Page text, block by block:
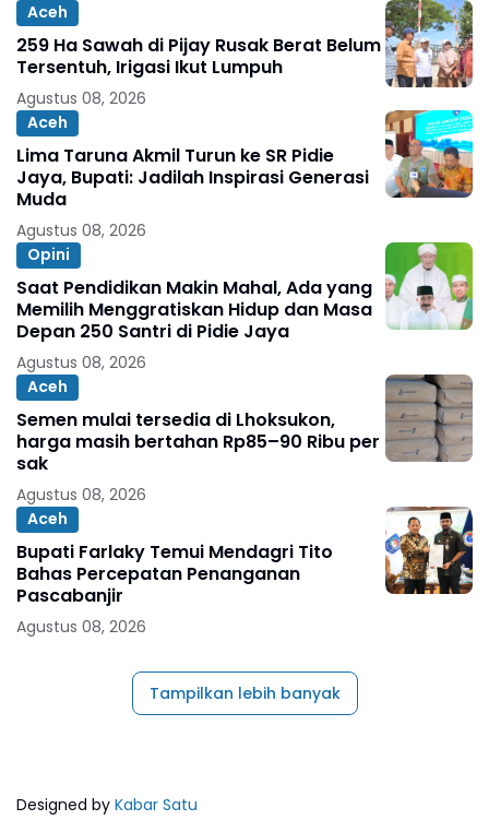
Aceh
259 Ha Sawah di Pijay Rusak Berat Belum
Tersentuh, Irigasi Ikut Lumpuh
Agustus 08, 2026
Aceh
Lima Taruna Akmil Turun ke SR Pidie
Jaya, Bupati: Jadilah Inspirasi Generasi
Muda
Agustus 08, 2026
Opini
Saat Pendidikan Makin Mahal, Ada yang
Memilih Menggratiskan Hidup dan Masa
Depan 250 Santri di Pidie Jaya
Agustus 08, 2026
Aceh
Semen mulai tersedia di Lhoksukon,
harga masih bertahan Rp85–90 Ribu per
sak
Agustus 08, 2026
Aceh
Bupati Farlaky Temui Mendagri Tito
Bahas Percepatan Penanganan
Pascabanjir
Agustus 08, 2026
Tampilkan lebih banyak
Designed by Kabar Satu